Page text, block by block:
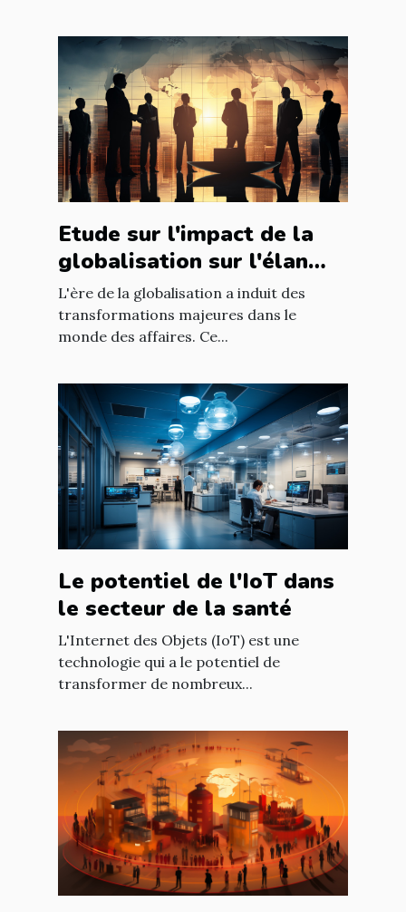
Etude sur l'impact de la
globalisation sur l'élan
des affaires
L'ère de la globalisation a induit des
transformations majeures dans le
monde des affaires. Ce...
Le potentiel de l'IoT dans
le secteur de la santé
L'Internet des Objets (IoT) est une
technologie qui a le potentiel de
transformer de nombreux...